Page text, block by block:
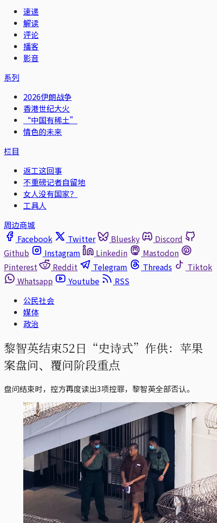
速递
解读
评论
播客
影音
系列
2026伊朗战争
香港世纪大火
“中国有稀土”
情色的未来
栏目
返工这回事
不重磅记者自留地
女人没有国家？
工具人
周边商城
Facebook
Twitter Bluesky
Discord
Github
Instagram Linkedin
Mastodon
Pinterest
Reddit Telegram Threads
Tiktok
Whatsapp
Youtube
RSS
公民社会
媒体
政治
黎智英结束52日“史诗式”作供：苹果
案盘问、覆问阶段重点
盘问结束时，控方再度读出3项控罪，黎智英全部否认。